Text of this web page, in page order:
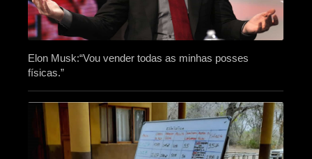
Elon Musk:“Vou vender todas as minhas posses
físicas.”